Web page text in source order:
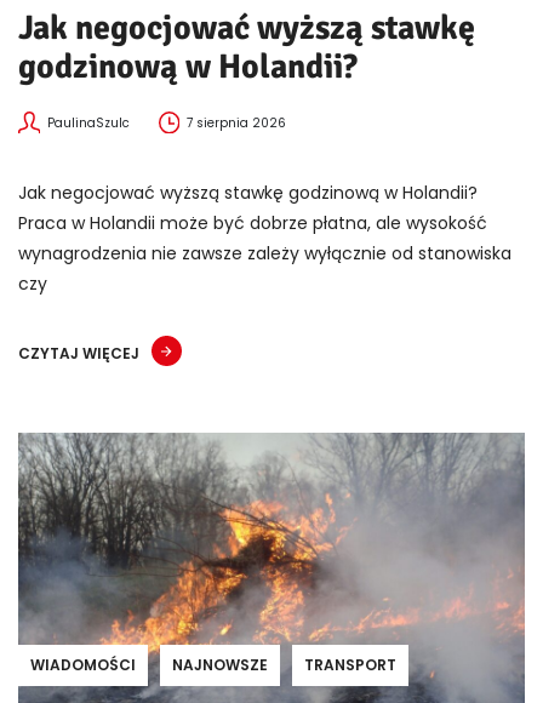
Jak negocjować wyższą stawkę
godzinową w Holandii?
PaulinaSzulc 7 sierpnia 2026
Jak negocjować wyższą stawkę godzinową w Holandii?
Praca w Holandii może być dobrze płatna, ale wysokość
wynagrodzenia nie zawsze zależy wyłącznie od stanowiska
czy
CZYTAJ WIĘCEJ
WIADOMOŚCI NAJNOWSZE TRANSPORT